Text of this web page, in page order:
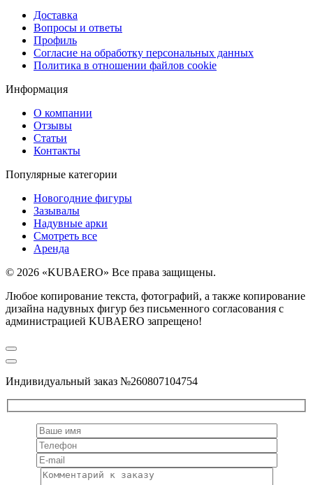
Доставка
Вопросы и ответы
Профиль
Согласие на обработку персональных данных
Политика в отношении файлов cookie
Информация
О компании
Отзывы
Статьи
Контакты
Популярные категории
Новогодние фигуры
Зазывалы
Надувные арки
Смотреть все
Аренда
© 2026 «KUBAERO» Все права защищены.
Любое копирование текста, фотографий, а также копирование
дизайна надувных фигур без письменного согласования с
администрацией KUBAERO запрещено!
Индивидуальный заказ №260807104754